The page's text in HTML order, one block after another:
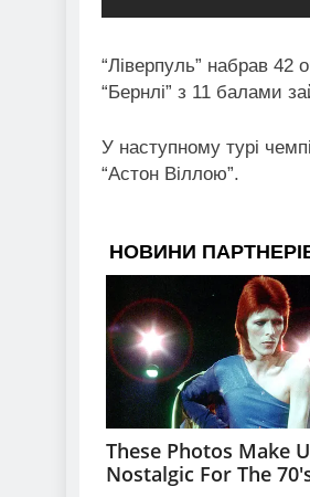
“Ліверпуль” набрав 42
“Бернлі” з 11 балами
У наступному турі
“Астон Віллою”.